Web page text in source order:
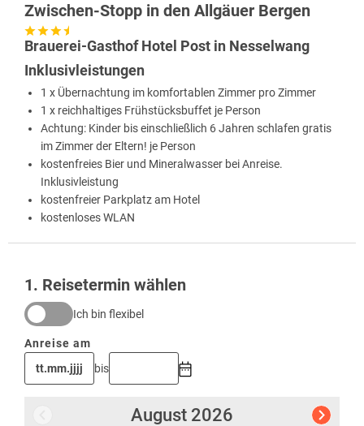
Zwischen-Stopp in den Allgäuer Bergen
Brauerei-Gasthof Hotel Post in Nesselwang
Inklusivleistungen
1 x Übernachtung im komfortablen Zimmer pro Zimmer
1 x reichhaltiges Frühstücksbuffet je Person
Achtung: Kinder bis einschließlich 6 Jahren schlafen gratis
im Zimmer der Eltern! je Person
kostenfreies Bier und Mineralwasser bei Anreise.
Inklusivleistung
kostenfreier Parkplatz am Hotel
kostenloses WLAN
1. Reisetermin wählen
Ich bin flexibel
Anreise am
bis
August 2026